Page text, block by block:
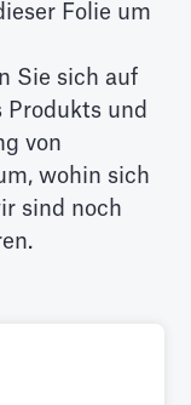
Folie um
Sie sich auf
und
von
wohin sich
sind noch